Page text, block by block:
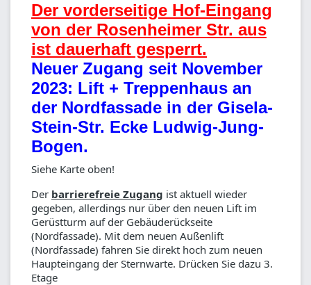
Der vorderseitige Hof-Eingang
von der Rosenheimer Str. aus
ist dauerhaft gesperrt.
Neuer Zugang seit November
2023: Lift + Treppenhaus an
der Nordfassade in der Gisela-
Stein-Str. Ecke Ludwig-Jung-
Bogen.
Siehe Karte oben!
Der barrierefreie Zugang ist aktuell wieder
gegeben, allerdings nur über den neuen Lift im
Gerüstturm auf der Gebäuderückseite
(Nordfassade). Mit dem neuen Außenlift
(Nordfassade) fahren Sie direkt hoch zum neuen
Haupteingang der Sternwarte. Drücken Sie dazu 3.
Etage